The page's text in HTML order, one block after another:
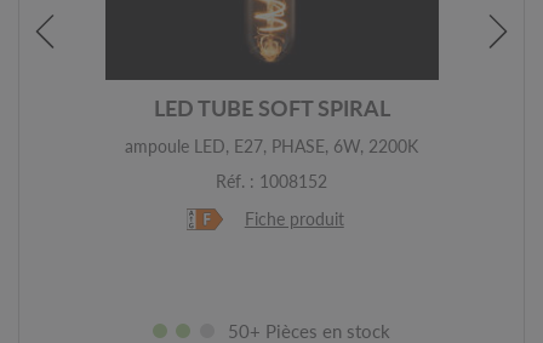
LED TUBE SOFT SPIRAL
ampoule LED, E27, PHASE, 6W, 2200K
Réf. : 1008152
Fiche produit
50+ Pièces en stock